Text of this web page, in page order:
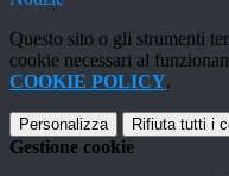
Questo sito o gli strumenti
cookie necessari al
COOKIE POLICY.
Personalizza Rifiuta tutti i
Gestione cookie